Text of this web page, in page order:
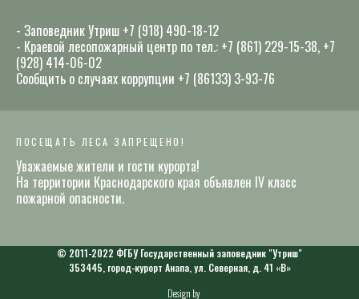
- Заповедник Утриш +7 (918) 490-18-12
- Краевой лесопожарный центр по тел.: +7 (861) 229-15-38, +7
(928) 414-06-02
Сообщить о случаях коррупции +7 (86133) 3-93-76
ПОСЕЩАТЬ ЛЕСА ЗАПРЕЩЕНО!
Уважаемые жители и гости курорта!
На территории Краснодарского края объявлен IV класс
пожарной опасности.
© 2011-2022 ФГБУ Государственный заповедник "Утриш"
353445, город-курорт Анапа, ул. Северная, д. 41 «В»
Design by